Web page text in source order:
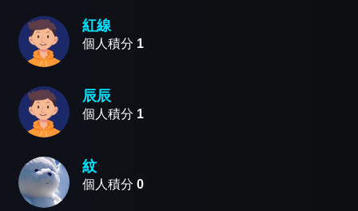
紅線
個人積分 1
辰辰
個人積分 1
紋
個人積分 0